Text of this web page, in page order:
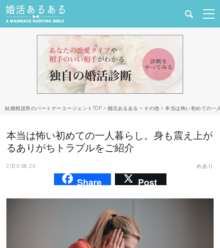
合コン・街コン
マッチングアプリ
結婚相談所のパートナーエージェントTOP > 婚活あるある > その他 > 本当は怖い初めての一
本当は怖い初めての一人暮らし。身も震え上が
るありがちトラブルをご紹介
2020.08.26 めあり
Share Post